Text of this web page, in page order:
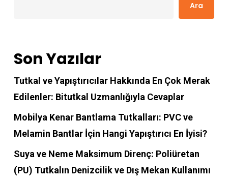
Ara
Son Yazılar
Tutkal ve Yapıştırıcılar Hakkında En Çok Merak
Edilenler: Bitutkal Uzmanlığıyla Cevaplar
Mobilya Kenar Bantlama Tutkalları: PVC ve
Melamin Bantlar İçin Hangi Yapıştırıcı En İyisi?
Suya ve Neme Maksimum Direnç: Poliüretan
(PU) Tutkalın Denizcilik ve Dış Mekan Kullanımı